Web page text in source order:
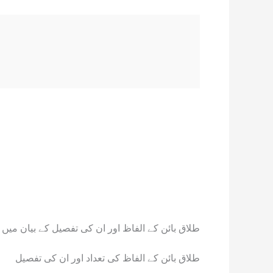
طلاق بائن کے الفاظ اور ان کی تفصیل کے بیان میں
طلاق بائن کے الفاظ کی تعداد اور ان کی تفصیل